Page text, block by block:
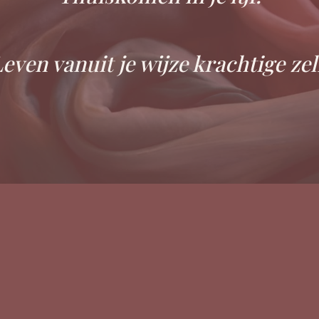
vanuit je wijze krachtige